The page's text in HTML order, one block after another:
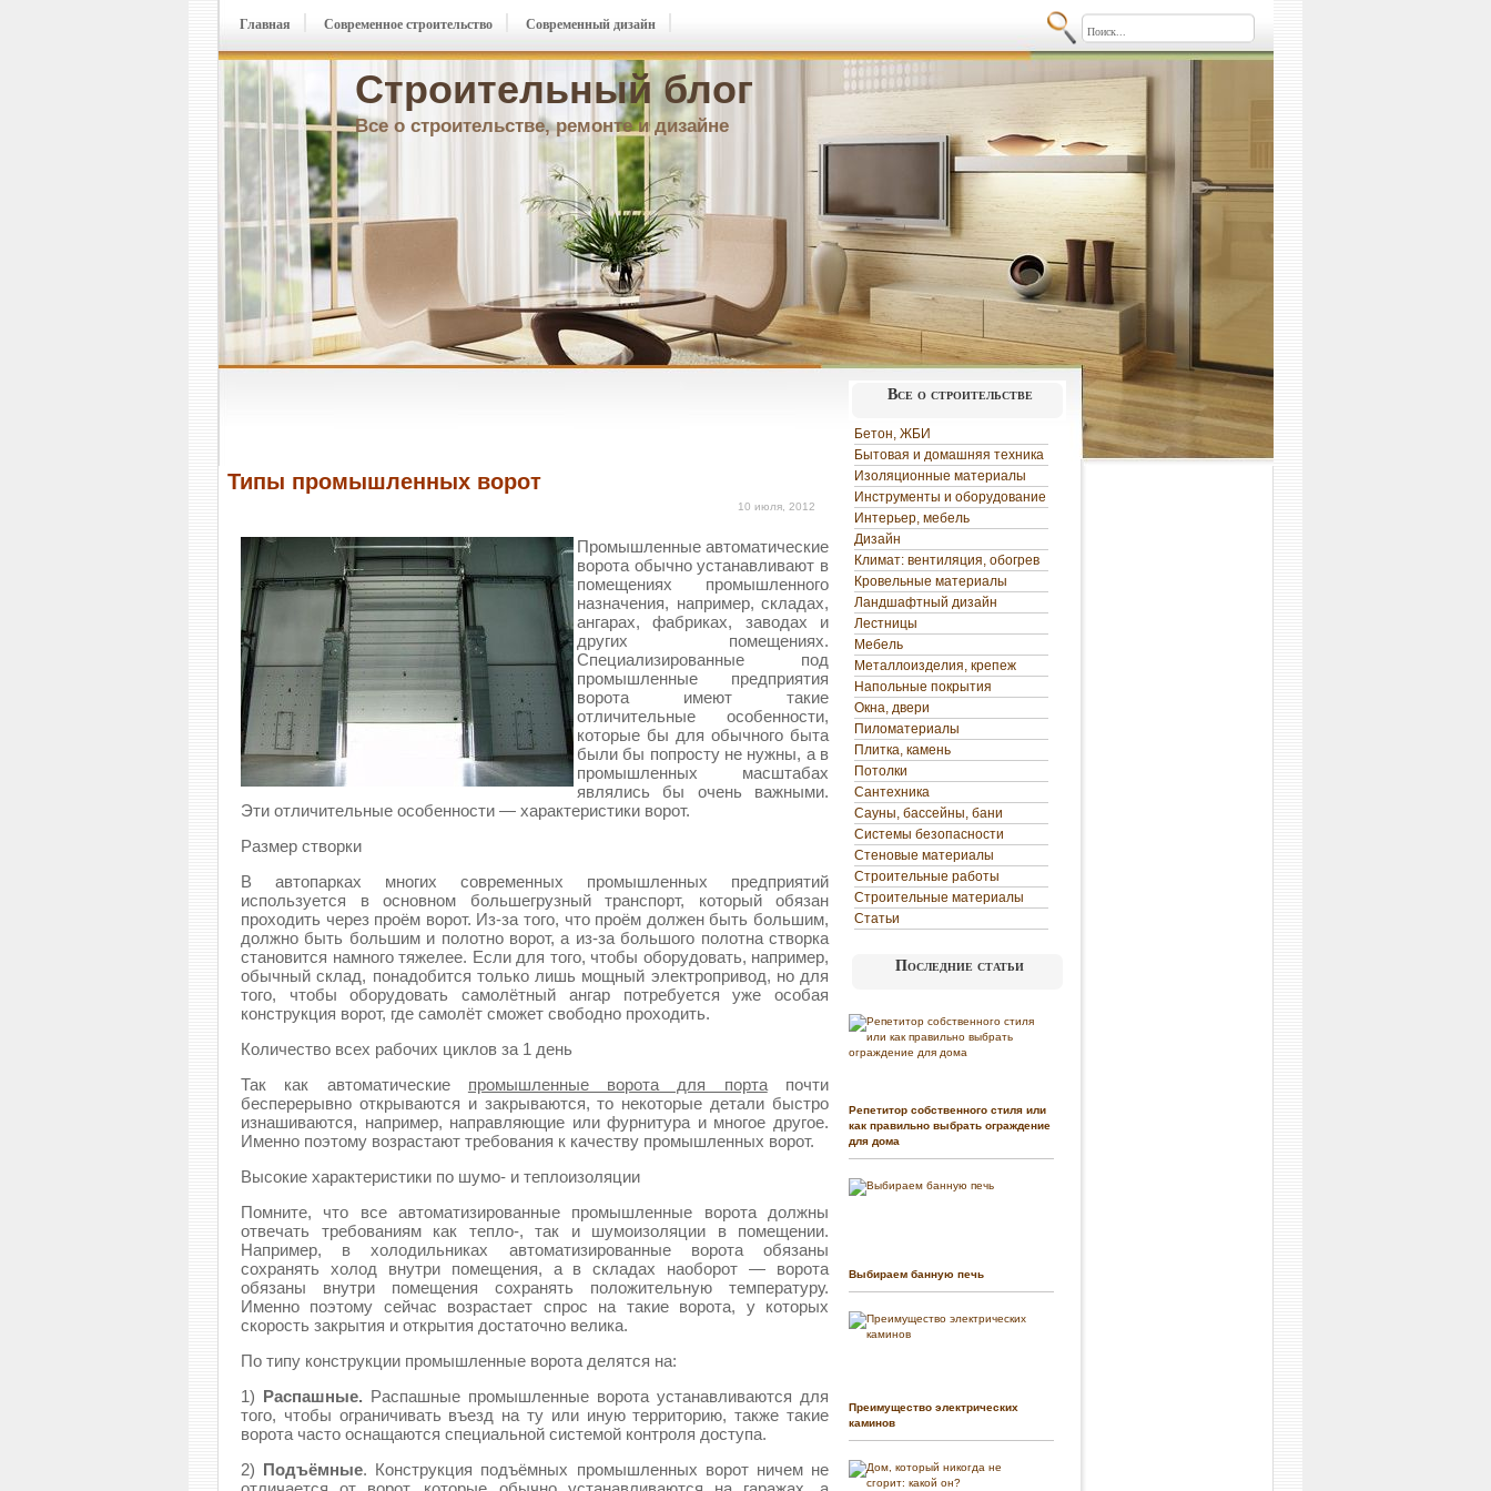
Строительный блог
Все о строительстве, ремонте и дизайне
Главная Современное строительство Современный дизайн
Типы промышленных ворот
10 июля, 2012
Промышленные автоматические
ворота обычно устанавливают в
помещениях промышленного
назначения, например, складах,
ангарах, фабриках, заводах и
других помещениях.
Специализированные под
промышленные предприятия
ворота имеют такие
отличительные особенности,
которые бы для обычного быта
были бы попросту не нужны, а в
промышленных масштабах
являлись бы очень важными.
Эти отличительные особенности — характеристики ворот.
Размер створки
В автопарках многих современных промышленных предприятий
используется в основном большегрузный транспорт, который обязан
проходить через проём ворот. Из-за того, что проём должен быть большим,
должно быть большим и полотно ворот, а из-за большого полотна створка
становится намного тяжелее. Если для того, чтобы оборудовать, например,
обычный склад, понадобится только лишь мощный электропривод, но для
того, чтобы оборудовать самолётный ангар потребуется уже особая
конструкция ворот, где самолёт сможет свободно проходить.
Количество всех рабочих циклов за 1 день
Так как автоматические промышленные ворота для портапочти
бесперерывно открываются и закрываются, то некоторые детали быстро
изнашиваются, например, направляющие или фурнитура и многое другое.
Именно поэтому возрастают требования к качеству промышленных ворот.
Высокие характеристики по шумо- и теплоизоляции
Помните, что все автоматизированные промышленные ворота должны
отвечать требованиям как тепло-, так и шумоизоляции в помещении.
Например, в холодильниках автоматизированные ворота обязаны
сохранять холод внутри помещения, а в складах наоборот — ворота
обязаны внутри помещения сохранять положительную температуру.
Именно поэтому сейчас возрастает спрос на такие ворота, у которых
скорость закрытия и открытия достаточно велика.
По типу конструкции промышленные ворота делятся на:
1) Распашные. Распашные промышленные ворота устанавливаются для
того, чтобы ограничивать въезд на ту или иную территорию, также такие
ворота часто оснащаются специальной системой контроля доступа.
2) Подъёмные. Конструкция подъёмных промышленных ворот ничем не
Все о строительстве
Бетон, ЖБИ
Бытовая и домашняя техника
Изоляционные материалы
Инструменты и оборудование
Интерьер, мебель
Дизайн
Климат: вентиляция, обогрев
Кровельные материалы
Ландшафтный дизайн
Лестницы
Мебель
Металлоизделия, крепеж
Напольные покрытия
Окна, двери
Пиломатериалы
Плитка, камень
Потолки
Сантехника
Сауны, бассейны, бани
Системы безопасности
Стеновые материалы
Строительные работы
Строительные материалы
Статьи
Последние статьи
Репетитор собственного стиля или
как правильно выбрать ограждение
для дома
Выбираем банную печь
Преимущество электрических
каминов